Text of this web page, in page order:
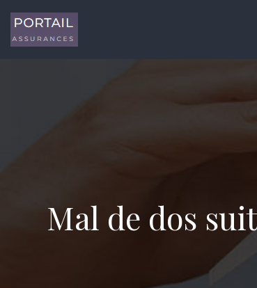
Mal de dos